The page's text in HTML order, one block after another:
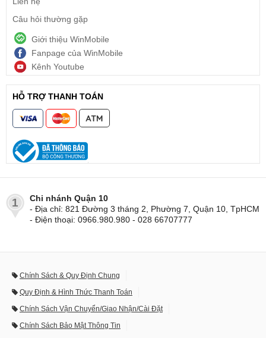
Câu hỏi thường gặp
Giới thiệu WinMobile
Fanpage của WinMobile
Kênh Youtube
HỖ TRỢ THANH TOÁN
1
Chi nhánh Quận 10
- Địa chỉ: 821 Đường 3 tháng 2, Phường 7, Quận 10, TpHCM
- Điện thoại: 0966.980.980 - 028 66707777
Chính Sách & Quy Định Chung
Quy Định & Hình Thức Thanh Toán
Chính Sách Vận Chuyển/Giao Nhận/Cài Đặt
Chính Sách Bảo Mật Thông Tin